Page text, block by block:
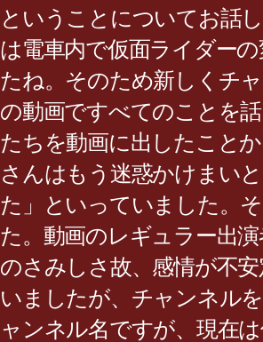
ということについてお話
は電車内で仮面ライダー
たね。そのため新しくチ
の動画ですべてのことを
たちを動画に出したこと
さんはもう迷惑かけまい
た」といっていました。
た。動画のレギュラー出
のさみしさ故、感情が不
いましたが、チャンネル
ャンネル名ですが、現在